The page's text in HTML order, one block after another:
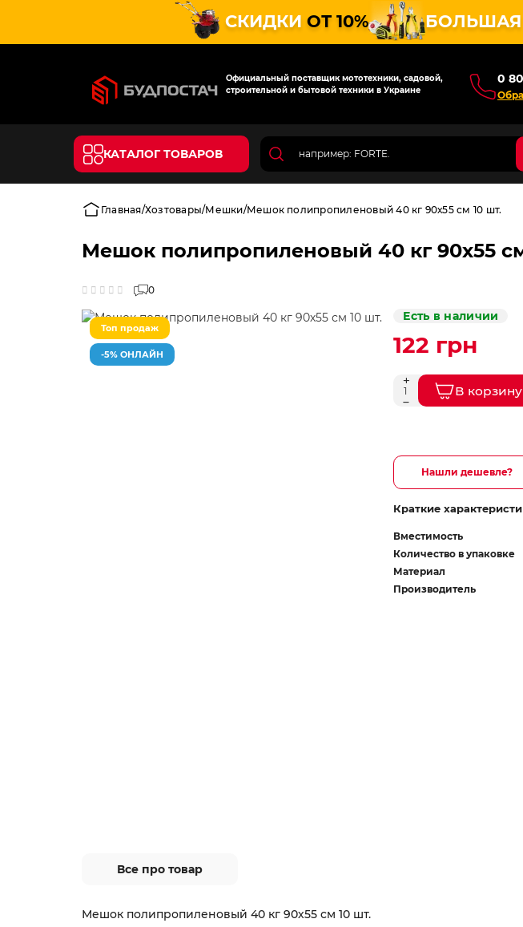
СКИДКИ ОТ 10% БОЛЬШАЯ
Официальный поставщик мототехники, садовой,
строительной и бытовой техники в Украине
0
КАТАЛОГ ТОВАРОВ
Главная Хозтовары Мешки Мешок полипропиленовый 40 кг 90х55 см 10 шт.
Мешок полипропиленовый 40 кг 90х55
0
Топ продаж
-5% ОНЛАЙН
Есть в наличии
122 грн
В корзину
Нашли дешевле?
Краткие
Вместимость
Количество в упаковке
Материал
Производитель
Все про товар
Мешок полипропиленовый 40 кг 90х55 см 10 шт.